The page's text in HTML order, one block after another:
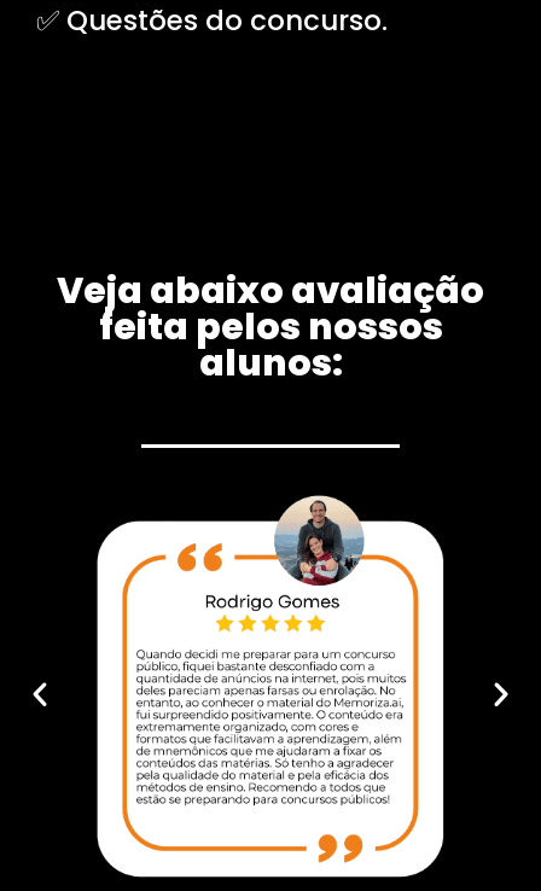
✅ Questões do concurso.
Veja abaixo avaliação
feita pelos nossos
alunos: